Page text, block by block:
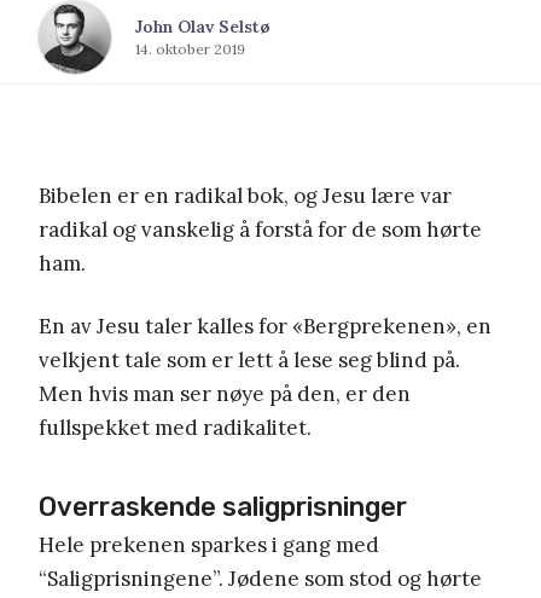
John Olav Selstø
14. oktober 2019
Bibelen er en radikal bok, og Jesu lære var
radikal og vanskelig å forstå for de som hørte
ham.
En av Jesu taler kalles for «Bergprekenen», en
velkjent tale som er lett å lese seg blind på.
Men hvis man ser nøye på den, er den
fullspekket med radikalitet.
Overraskende saligprisninger
Hele prekenen sparkes i gang med
“Saligprisningene”. Jødene som stod og hørte